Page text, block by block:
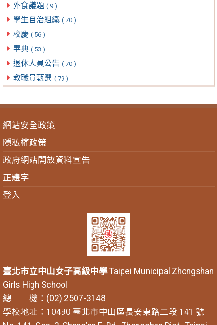
外食議題 ( 9 )
學生自治組織 ( 70 )
校慶 ( 56 )
畢典 ( 53 )
退休人員公告 ( 70 )
教職員甄選 ( 79 )
網站安全政策
隱私權政策
政府網站開放資料宣告
正體字
登入
臺北市立中山女子高級中學Taipei Municipal Zhongshan
Girls High School
總 機：(02) 2507-3148
學校地址：10490 臺北市中山區長安東路二段 141 號